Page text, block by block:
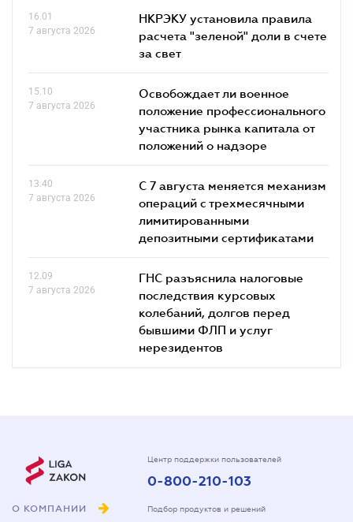
16.01
7 августа 2026
НКРЭКУ установила правила
расчета "зеленой" доли в счете
за свет
15.10
7 августа 2026
Освобождает ли военное
положение профессионального
участника рынка капитала от
положений о надзоре
13.40
7 августа 2026
С 7 августа меняется механизм
операций с трехмесячными
лимитированными
депозитными сертификатами
12.09
7 августа 2026
ГНС разъяснила налоговые
последствия курсовых
колебаний, долгов перед
бывшими ФЛП и услуг
нерезидентов
О КОМПАНИИ
Центр поддержки пользователей
0-800-210-103
Подбор продуктов и решений